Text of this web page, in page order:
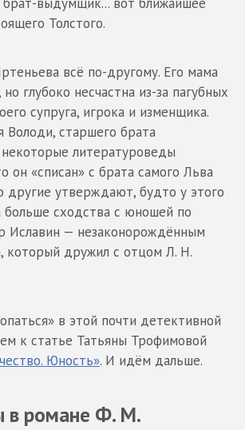
Толстого.
всё по-другому. Его мама
глубоко несчастна из-за пагубных
супруга, игрока и изменщика.
Володи, старшего брата
литературоведы
он «списан» с брата самого Льва
другие утверждают, будто у этого
больше сходства с юношей по
Иславин — незаконорождённым
который дружил с отцом Л. Н.
в этой почти детективной
к статье Татьяны Трофимовой
Юность». И идём дальше.
в романе Ф. М.